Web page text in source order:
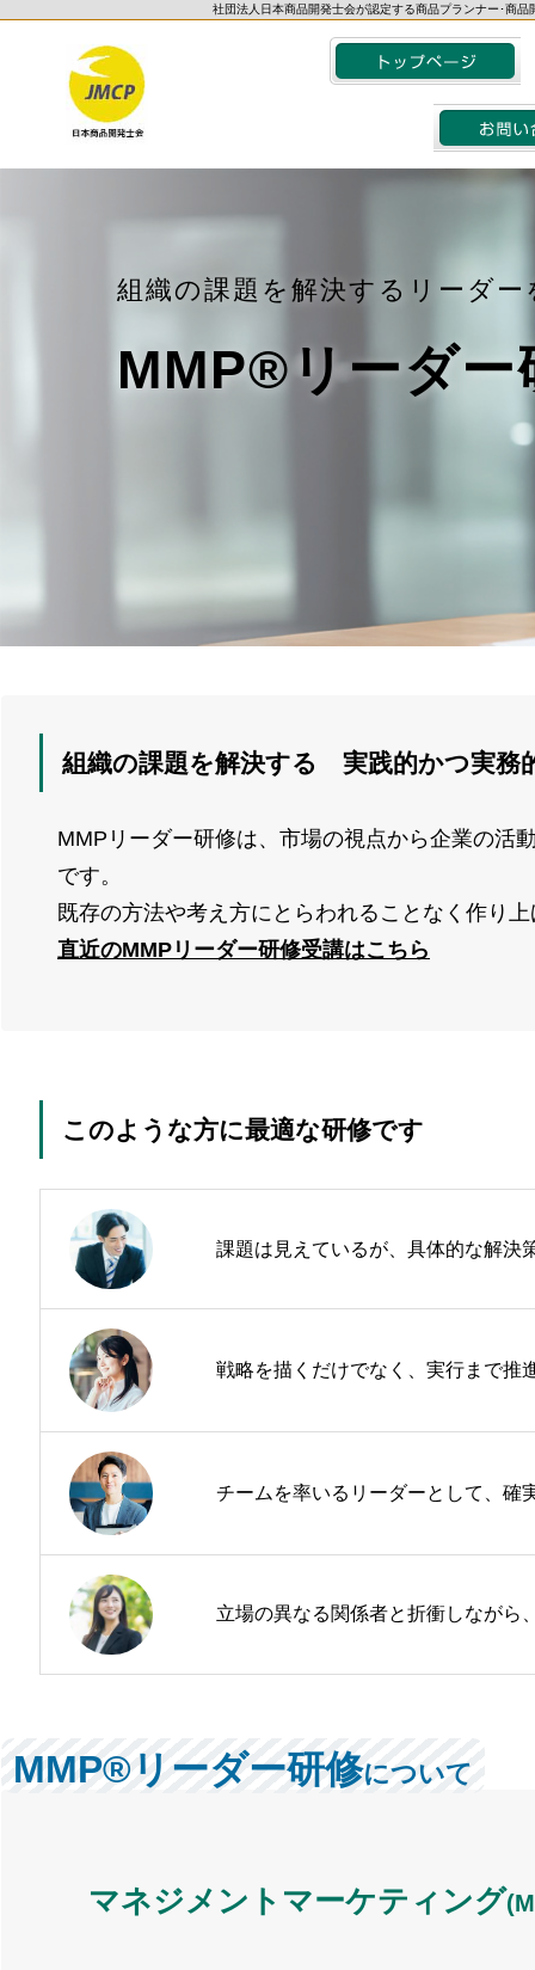
社団法人日本商品開発士会が認定する商品プランナー･商
組織の課題を解決するリーダー
MMP®リーダー
組織の課題を解決する 実践的かつ実
MMPリーダー研修は、市場の視点から企業の活
です。
既存の方法や考え方にとらわれることなく作り
直近のMMPリーダー研修受講はこちら
このような方に最適な研修です
課題は見えているが、具体的な解決
戦略を描くだけでなく、実行まで推
チームを率いるリーダーとして、確
立場の異なる関係者と折衝しながら
MMP®リーダー研修について
マネジメント マーケティング